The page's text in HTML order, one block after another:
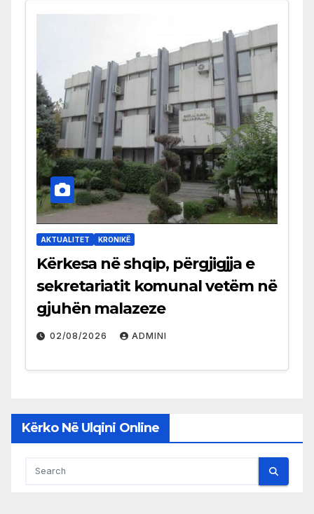
AKTUALITET KRONIKË
Kërkesa në shqip, përgjigjja e
sekretariatit komunal vetëm në
gjuhën malazeze
02/08/2026 ADMINI
Kërko Në Ulqini Online